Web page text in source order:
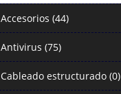
Accesorios (44)
Antivirus (75)
Cableado estructurado (0)